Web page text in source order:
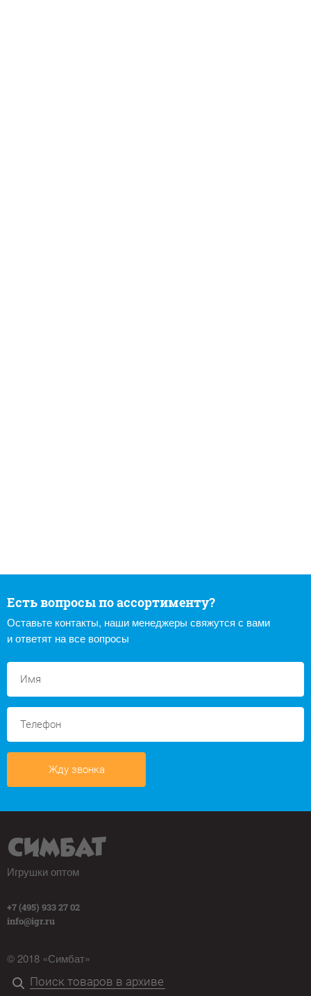
Есть вопросы по ассортименту?
Оставьте контакты, наши менеджеры свяжутся с вами
и ответят на все вопросы
Жду звонка
Игрушки оптом
+7 (495) 933 27 02
info@igr.ru
© 2018 «Симбат»